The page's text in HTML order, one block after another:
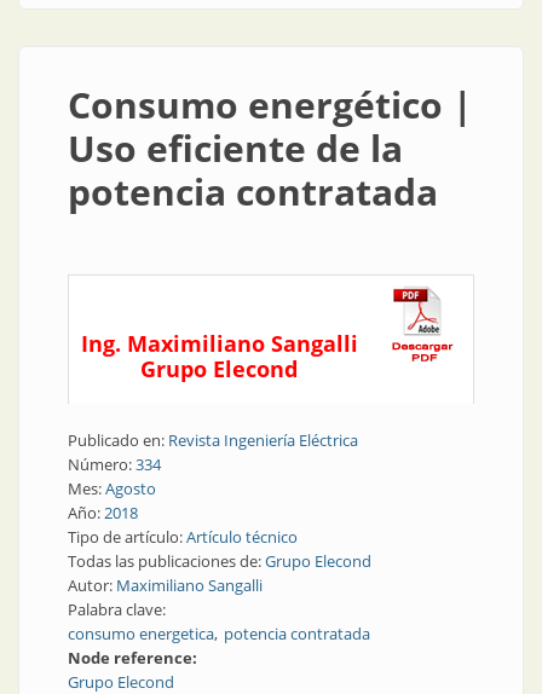
Consumo energético |
Uso eficiente de la
potencia contratada
Ing. Maximiliano Sangalli
Grupo Elecond
Publicado en: Revista Ingeniería Eléctrica
Número:334
Mes:Agosto
Año:2018
Tipo de artículo:Artículo técnico
Todas las publicaciones de:Grupo Elecond
Autor: Maximiliano Sangalli
Palabra clave:
consumo energetica potencia contratada
Node reference:
Grupo Elecond